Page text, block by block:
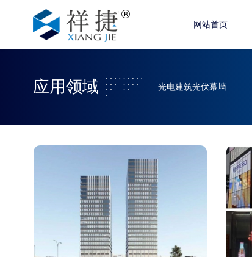
网站首页
应用领域 光电建筑光伏幕墙